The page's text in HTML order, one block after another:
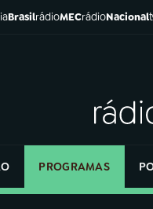
BrasilrádioMECrádioNacional
PROGRAMAS